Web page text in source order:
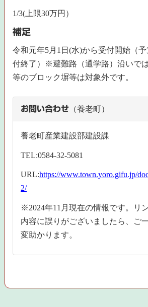
1/3(上限30万円）
補足
令和元年5月1日(水)から受付開始（
付終了）※避難路（通学路）沿いで
等のブロック塀等は対象外です。
お問い合わせ （養老町）
養老町産業建設部建設課
TEL:0584-32-5081
URL:https://www.town.yoro.gifu.jp/
2/
※2024年11月現在の情報です。リ
内容に誤りがございましたら、ご
変助かります。